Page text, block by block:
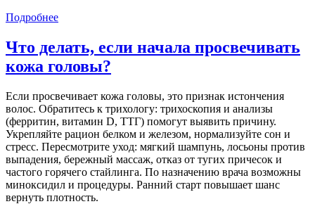
Подробнее
Что делать, если начала просвечивать
кожа головы?
Если просвечивает кожа головы, это признак истончения
волос. Обратитесь к трихологу: трихоскопия и анализы
(ферритин, витамин D, ТТГ) помогут выявить причину.
Укрепляйте рацион белком и железом, нормализуйте сон и
стресс. Пересмотрите уход: мягкий шампунь, лосьоны против
выпадения, бережный массаж, отказ от тугих причесок и
частого горячего стайлинга. По назначению врача возможны
миноксидил и процедуры. Ранний старт повышает шанс
вернуть плотность.